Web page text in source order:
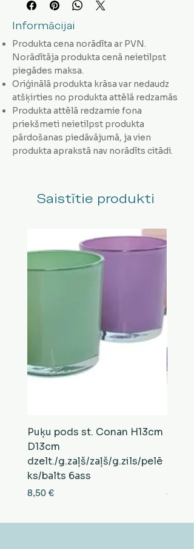
Informācijai
Produkta cena norādīta ar PVN.
Norādītāja produkta cenā neietilpst
piegādes maksa.
Oriģinālā produkta krāsa var nedaudz
atšķirties no produkta attēlā redzamās
Produkta attēlā redzamie fona
priekšmeti neietilpst produkta
pārdošanas piedāvājumā, ja vien
produkta aprakstā nav norādīts citādi.
Saistītie produkti
Puķu pods st. Conan H13cm
D13cm
dzelt./g.zaļš/zaļš/g.zils/pelē
ks/balts 6ass
Cena
8,50 € Cena
8,50 €